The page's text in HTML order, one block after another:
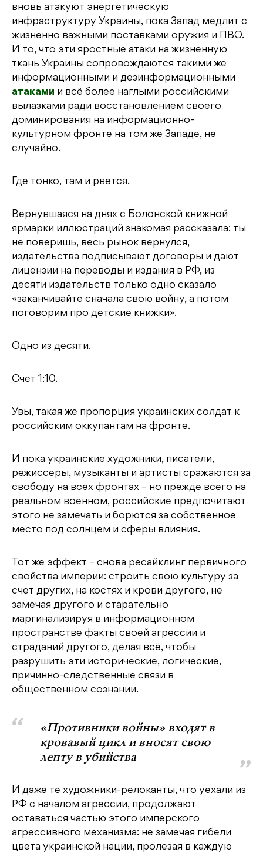
вновь атакуют энергетическую
инфраструктуру Украины, пока Запад медлит с
жизненно важными поставками оружия и ПВО.
И то, что эти яростные атаки на жизненную
ткань Украины сопровождаются такими же
информационными и дезинформационными
атаками и всё более наглыми российскими
вылазками ради восстановлением своего
доминирования на информационно-
культурном фронте на том же Западе, не
случайно.
Где тонко, там и рвется.
Вернувшаяся на днях с Болонской книжной
ярмарки иллюстраций знакомая рассказала: ты
не поверишь, весь рынок вернулся,
издательства подписывают договоры и дают
лицензии на переводы и издания в РФ, из
десяти издательств только одно сказало
«заканчивайте сначала свою войну, а потом
поговорим про детские книжки».
Одно из десяти.
Счет 1:10.
Увы, такая же пропорция украинских солдат к
российским оккупантам на фронте.
И пока украинские художники, писатели,
режиссеры, музыканты и артисты сражаются за
свободу на всех фронтах – но прежде всего на
реальном военном, российские предпочитают
этого не замечать и борются за собственное
место под солнцем и сферы влияния.
Тот же эффект – снова ресайклинг первичного
свойства империи: строить свою культуру за
счет других, на костях и крови другого, не
замечая другого и старательно
маргинализируя в информационном
пространстве факты своей агрессии и
страданий другого, делая всё, чтобы
разрушить эти исторические, логические,
причинно-следственные связи в
общественном сознании.
«Противники войны» входят в
кровавый цикл и вносят свою
лепту в убийства
И даже те художники-релоканты, что уехали из
РФ с началом агрессии, продолжают
оставаться частью этого имперского
агрессивного механизма: не замечая гибели
цвета украинской нации, пролезая в каждую